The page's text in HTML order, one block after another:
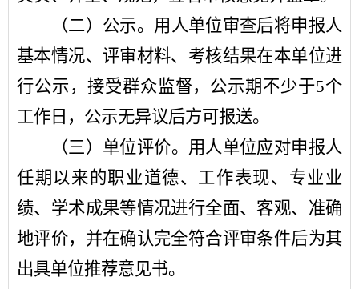
（二）公示。 用人单位审查后将申报人
基本情况、评审材料、考核结果在本单位进
行公示，接受群众监督，公示期不少于5个
工作日，公示无异议后方可报送。
（三）单位评价。 用人单位应对申报人
任期以来的职业道德、工作表现、专业业
绩、学术成果等情况进行全面、客观、准确
地评价，并在确认完全符合评审条件后为其
出具单位推荐意见书。